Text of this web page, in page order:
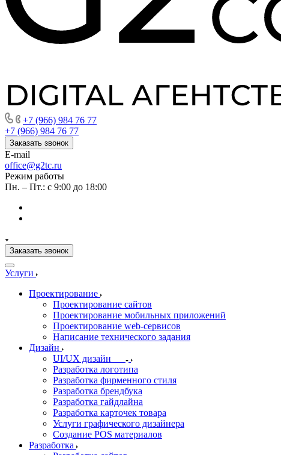
+7 (966) 984 76 77
+7 (966) 984 76 77
Заказать звонок
E-mail
office@g2tc.ru
Режим работы
Пн. – Пт.: с 9:00 до 18:00
Заказать звонок
Услуги
Проектирование
Проектирование сайтов
Проектирование мобильных приложений
Проектирование web-сервисов
Написание технического задания
Дизайн
UI/UX дизайн
Разработка логотипа
Разработка фирменного стиля
Разработка брендбука
Разработка гайдлайна
Разработка карточек товара
Услуги графического дизайнера
Создание POS материалов
Разработка